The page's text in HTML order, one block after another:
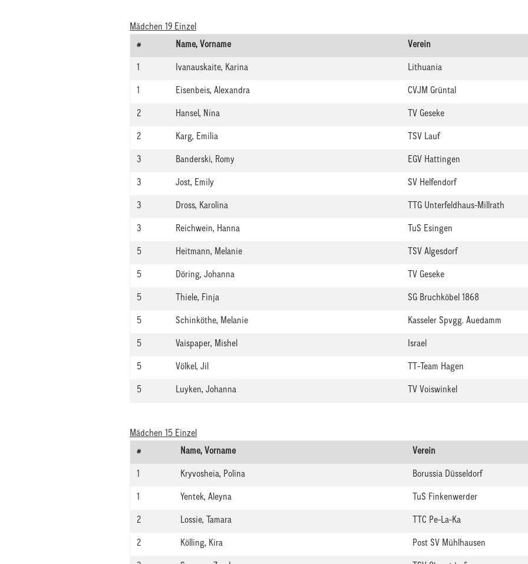
Mädchen 19 Einzel
#
Name, Vorname Verein
1 Ivanauskaite, Karina Lithuania
1 Eisenbeis, Alexandra CVJM Grüntal
2 Hansel, Nina TV Geseke
2 Karg, Emilia TSV Lauf
3 Banderski, Romy EGV Hattingen
3 Jost, Emily SV Helfendorf
3 Dross, Karolina TTG Unterfeldhaus-Millrath
3 Reichwein, Hanna TuS Esingen
5 Heitmann, Melanie TSV Algesdorf
5 Döring, Johanna TV Geseke
5 Thiele, Finja SG Bruchköbel 1868
5 Schinköthe, Melanie Kasseler Spvgg. Auedamm
5 Vaispaper, Mishel Israel
5 Völkel, Jil TT-Team Hagen
5 Luyken, Johanna TV Voiswinkel
Mädchen 15 Einzel
#
Name, Vorname Verein
1 Kryvosheia, Polina Borussia Düsseldorf
1 Yentek, Aleyna TuS Finkenwerder
2 Lossie, Tamara TTC Pe-La-Ka
2 Kölling, Kira Post SV Mühlhausen